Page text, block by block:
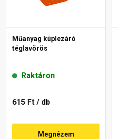
Műanyag kúplezáró
téglavörös
Raktáron
615 Ft / db
Megnézem